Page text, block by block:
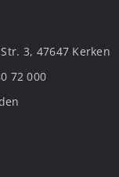
3, 47647 Kerken
72 000